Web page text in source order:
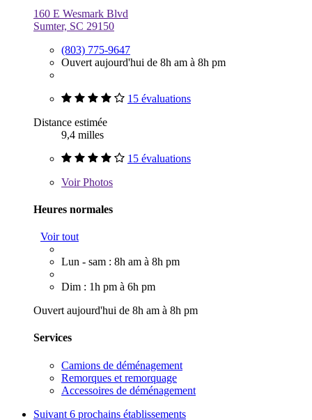
160 E Wesmark Blvd
Sumter, SC 29150
(803) 775-9647
Ouvert aujourd'hui de 8h am à 8h pm
15 évaluations
Distance estimée
9,4 milles
15 évaluations
VoirPhotos
Heures normales
Voir tout
Lun - sam : 8h am à 8h pm
Dim : 1h pm à 6h pm
Ouvert aujourd'hui de 8h am à 8h pm
Services
Camions de déménagement
Remorques et remorquage
Accessoires de déménagement
Suivant 6 prochains établissements